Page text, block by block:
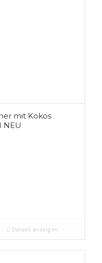
mit Kokos
NEU
Details anzeigen